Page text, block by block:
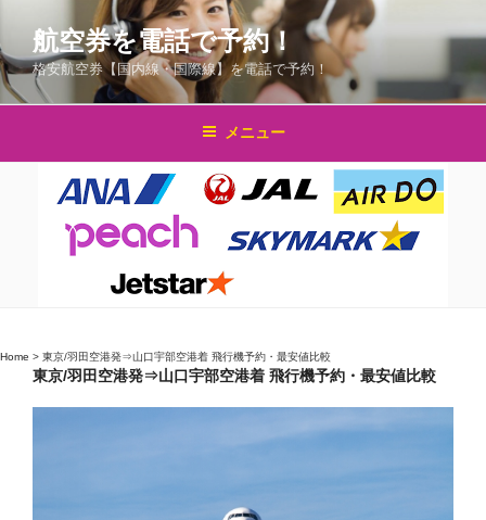
テ
ン
ス
航空券を電話で予約！
格安航空券【国内線・国際線】を電話で予約！
メニュー
Home > 東京/羽田空港発⇒山口宇部空港着 飛行機予約・最安値比較
東京/羽田空港発⇒山口宇部空港着 飛行機予約・最安値比較